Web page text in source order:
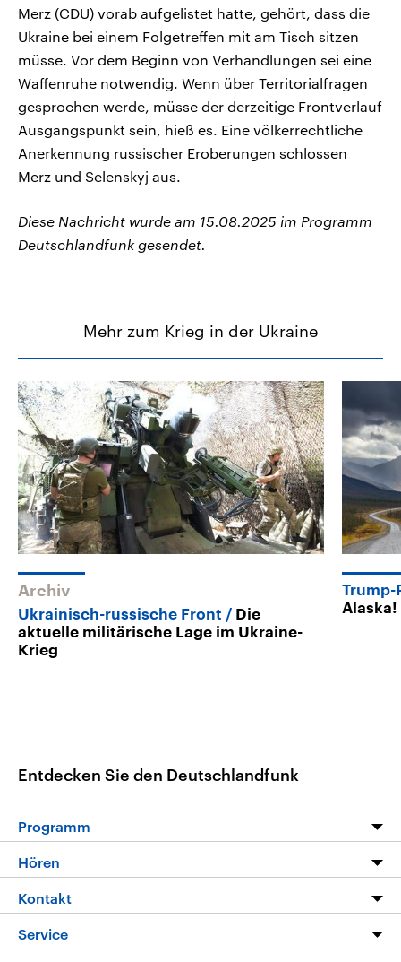
Merz (CDU) vorab aufgelistet hatte, gehört, dass die
Ukraine bei einem Folgetreffen mit am Tisch sitzen
müsse. Vor dem Beginn von Verhandlungen sei eine
Waffenruhe notwendig. Wenn über Territorialfragen
gesprochen werde, müsse der derzeitige Frontverlauf
Ausgangspunkt sein, hieß es. Eine völkerrechtliche
Anerkennung russischer Eroberungen schlossen
Merz und Selenskyj aus.
Diese Nachricht wurde am 15.08.2025 im Programm
Deutschlandfunk gesendet.
Mehr zum Krieg in der Ukraine
Archiv
Ukrainisch-russische Front
Die
aktuelle militärische Lage im Ukraine-
Krieg
Alaska!
Entdecken Sie den Deutschlandfunk
Programm
Programm
Die Nachrichten
Nachrichtenleicht
Hören
Livestream
Podcasts
Kontakt
Hörerservice
Service